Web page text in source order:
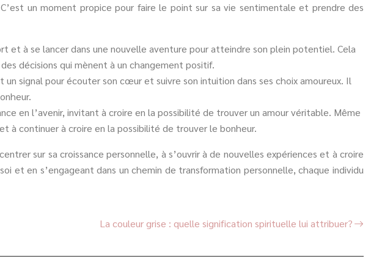
un moment propice pour faire le point sur sa vie sentimentale et prendre des
et à se lancer dans une nouvelle aventure pour atteindre son plein potentiel. Cela
décisions qui mènent à un changement positif.
signal pour écouter son cœur et suivre son intuition dans ses choix amoureux. Il
en l’avenir, invitant à croire en la possibilité de trouver un amour véritable. Même
à continuer à croire en la possibilité de trouver le bonheur.
sur sa croissance personnelle, à s’ouvrir à de nouvelles expériences et à croire
en s’engageant dans un chemin de transformation personnelle, chaque individu
La couleur grise : quelle signification spirituelle lui attribuer?